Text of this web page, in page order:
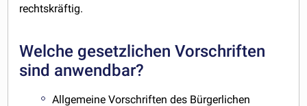
rechtskräftig.
Welche gesetzlichen Vorschriften
sind anwendbar?
Allgemeine Vorschriften des Bürgerlichen